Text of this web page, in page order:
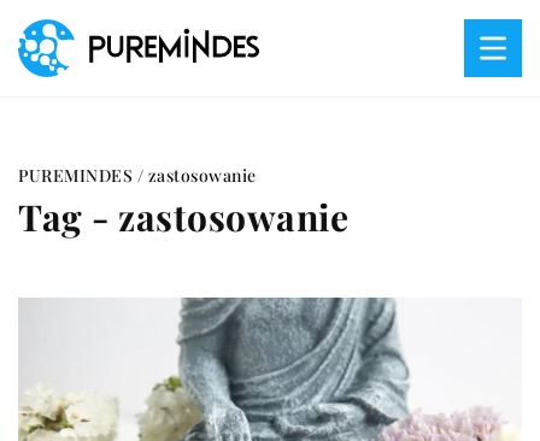
PUREMINDES / zastosowanie
Tag - zastosowanie